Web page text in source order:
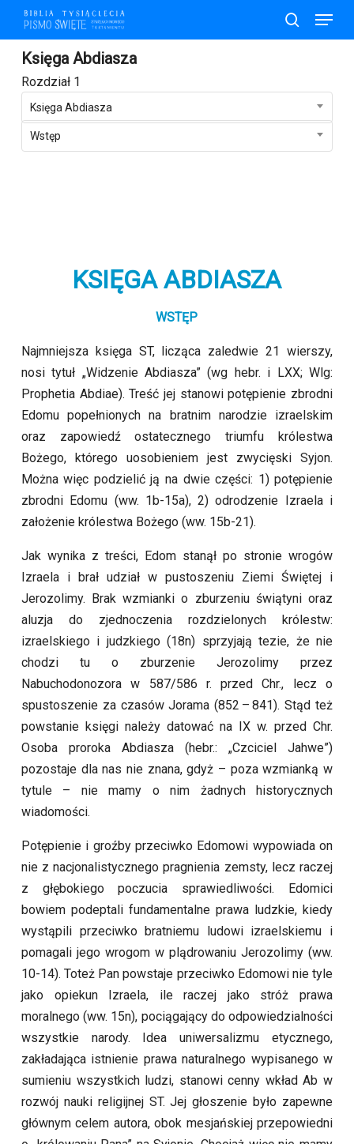
main
content
Menu
Księga Abdiasza
Rozdział 1
Księga Abdiasza
Wstęp
KSIĘGA ABDIASZA
WSTĘP
Najmniejsza księga ST, licząca zaledwie 21 wierszy,
nosi tytuł „Widzenie Abdiasza” (wg hebr. i LXX; Wlg:
Prophetia Abdiae). Treść jej stanowi potępienie zbrodni
Edomu popełnionych na bratnim narodzie izraelskim
oraz zapowiedź ostatecznego triumfu królestwa
Bożego, którego uosobieniem jest zwycięski Syjon.
Można więc podzielić ją na dwie części: 1) potępienie
zbrodni Edomu (ww. 1b-15a), 2) odrodzenie Izraela i
założenie królestwa Bożego (ww. 15b-21).
Jak wynika z treści, Edom stanął po stronie wrogów
Izraela i brał udział w pustoszeniu Ziemi Świętej i
Jerozolimy. Brak wzmianki o zburzeniu świątyni oraz
aluzja do zjednoczenia rozdzielonych królestw:
izraelskiego i judzkiego (18n) sprzyjają tezie, że nie
chodzi tu o zburzenie Jerozolimy przez
Nabuchodonozora w 587/586 r. przed Chr., lecz o
spustoszenie za czasów Jorama (852 – 841). Stąd też
powstanie księgi należy datować na IX w. przed Chr.
Osoba proroka Abdiasza (hebr.: „Czciciel Jahwe”)
pozostaje dla nas nie znana, gdyż – poza wzmianką w
tytule – nie mamy o nim żadnych historycznych
wiadomości.
Potępienie i groźby przeciwko Edomowi wypowiada on
nie z nacjonalistycznego pragnienia zemsty, lecz raczej
z głębokiego poczucia sprawiedliwości. Edomici
bowiem podeptali fundamentalne prawa ludzkie, kiedy
wystąpili przeciwko bratniemu ludowi izraelskiemu i
pomagali jego wrogom w plądrowaniu Jerozolimy (ww.
10-14). Toteż Pan powstaje przeciwko Edomowi nie tyle
jako opiekun Izraela, ile raczej jako stróż prawa
moralnego (ww. 15n), pociągający do odpowiedzialności
wszystkie narody. Idea uniwersalizmu etycznego,
zakładająca istnienie prawa naturalnego wypisanego w
sumieniu wszystkich ludzi, stanowi cenny wkład Ab w
rozwój nauki religijnej ST. Jej głoszenie było zapewne
głównym celem autora, obok mesjańskiej przepowiedni